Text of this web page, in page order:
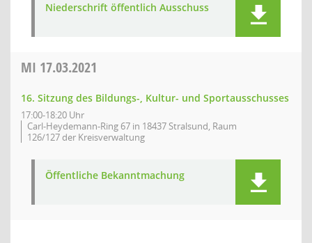
Niederschrift öffentlich Ausschuss
MI 17.03.2021
16. Sitzung des Bildungs-, Kultur- und Sportausschusses
17:00-18:20 Uhr
Carl-Heydemann-Ring 67 in 18437 Stralsund, Raum
126/127 der Kreisverwaltung
Öffentliche Bekanntmachung